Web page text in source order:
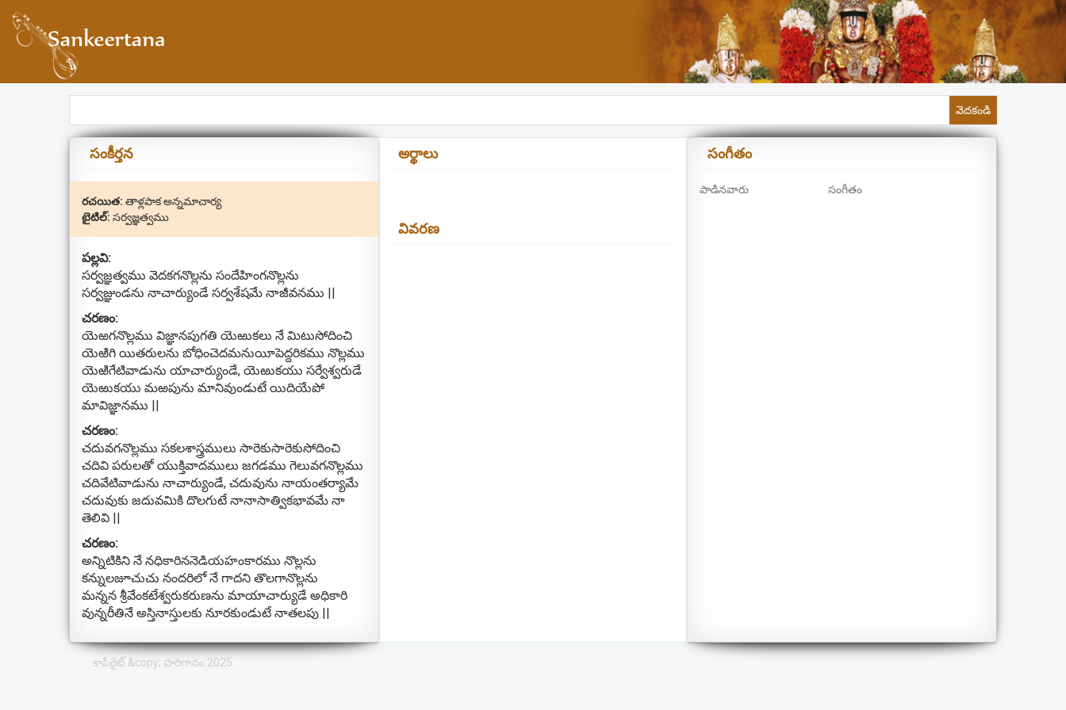
వెదకండి
సంకీర్తన
రచయిత: తాళ్లపాక అన్నమాచార్య
టైటిల్: సర్వజ్ఞత్వము
పల్లవి:
సర్వజ్ఞత్వము వెదకగనొల్లను సందేహింగనొల్లను
సర్వజ్ఞుండను నాచార్యుండే సర్వశేషమే నాజీవనము ||
చరణం:
యెఱగనొల్లము విజ్ఞానపుగతి యెఱుకలు నే మిటుసోదించి
యెఱిగి యితరులను బోధించెదమనుయీపెద్దరికము నొల్లము
యెఱిగేటివాడును యాచార్యుండే, యెఱుకయు సర్వేశ్వరుడే
యెఱుకయు మఱపును మానివుండుటే యిదియేపో
మావిజ్ఞానము ||
చరణం:
చదువగనొల్లము సకలశాస్త్రములు సారెకుసారెకుసోదించి
చదివి పరులతో యుక్తివాదములు జగడము గెలువగనొల్లము
చదివేటివాడును నాచార్యుండే, చదువును నాయంతర్యామే
చదువుకు జదువమికి దొలగుటే నానాసాత్వికభావమే నా
తెలివి ||
చరణం:
అన్నిటికిని నే నధికారిననెడియహంకారము నొల్లను
కన్నులజూచుచు నందరిలో నే గాదని తొలగానొల్లను
మన్నన శ్రీవేంకటేశ్వరుకరుణను మాయాచార్యుడే అధికారి
వున్నరీతినే అస్తినాస్తులకు నూరకుండుటే నాతలపు ||
అర్థాలు
వివరణ
సంగీతం
పాడినవారు సంగీతం
కాపీరైట్ &copy; హరిగానం 2025